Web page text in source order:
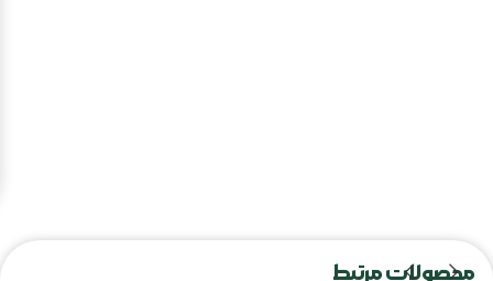
محصولات مرتبط